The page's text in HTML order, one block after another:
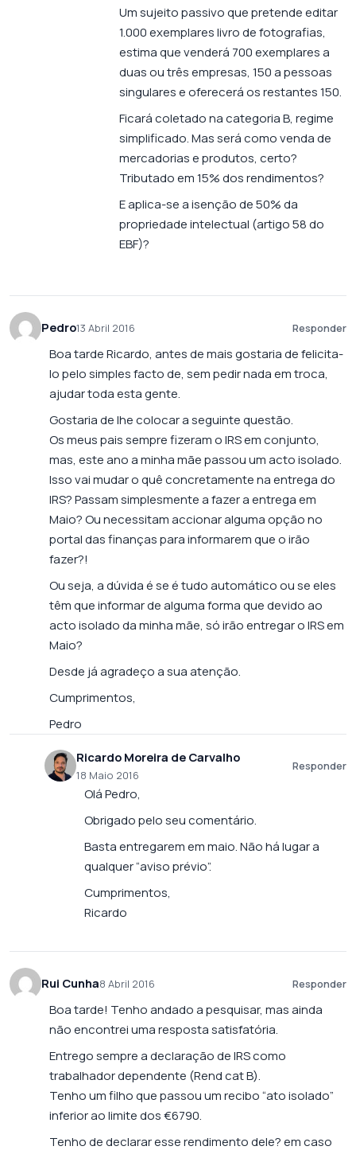
Um sujeito passivo que pretende editar
1.000 exemplares livro de fotografias,
estima que venderá 700 exemplares a
duas ou três empresas, 150 a pessoas
singulares e oferecerá os restantes 150.
Ficará coletado na categoria B, regime
simplificado. Mas será como venda de
mercadorias e produtos, certo?
Tributado em 15% dos rendimentos?
E aplica-se a isenção de 50% da
propriedade intelectual (artigo 58 do
EBF)?
Pedro13 Abril 2016 Responder
Boa tarde Ricardo, antes de mais gostaria de felicita-
lo pelo simples facto de, sem pedir nada em troca,
ajudar toda esta gente.
Gostaria de lhe colocar a seguinte questão.
Os meus pais sempre fizeram o IRS em conjunto,
mas, este ano a minha mãe passou um acto isolado.
Isso vai mudar o quê concretamente na entrega do
IRS? Passam simplesmente a fazer a entrega em
Maio? Ou necessitam accionar alguma opção no
portal das finanças para informarem que o irão
fazer?!
Ou seja, a dúvida é se é tudo automático ou se eles
têm que informar de alguma forma que devido ao
acto isolado da minha mãe, só irão entregar o IRS em
Maio?
Desde já agradeço a sua atenção.
Cumprimentos,
Pedro
Ricardo Moreira de Carvalho
18 Maio 2016
Responder
Olá Pedro,
Obrigado pelo seu comentário.
Basta entregarem em maio. Não há lugar a
qualquer “aviso prévio”.
Cumprimentos,
Ricardo
Rui Cunha8 Abril 2016 Responder
Boa tarde! Tenho andado a pesquisar, mas ainda
não encontrei uma resposta satisfatória.
Entrego sempre a declaração de IRS como
trabalhador dependente (Rend cat B).
Tenho um filho que passou um recibo “ato isolado”
inferior ao limite dos €6790.
Tenho de declarar esse rendimento dele? em caso